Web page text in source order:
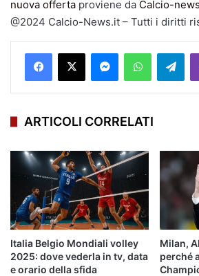
nuova offerta proviene da Calcio-news
@2024 Calcio-News.it – Tutti i diritti
Telegram
ARTICOLI CORRELATI
Italia Belgio Mondiali volley
2025: dove vederla in tv, data
e orario della sfida
Milan,
perché